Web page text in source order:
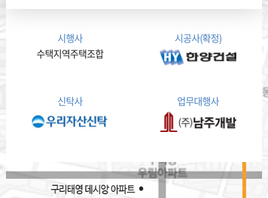
시행사
수택지역주택조합
시공사(확정)
신탁사 업무대행사